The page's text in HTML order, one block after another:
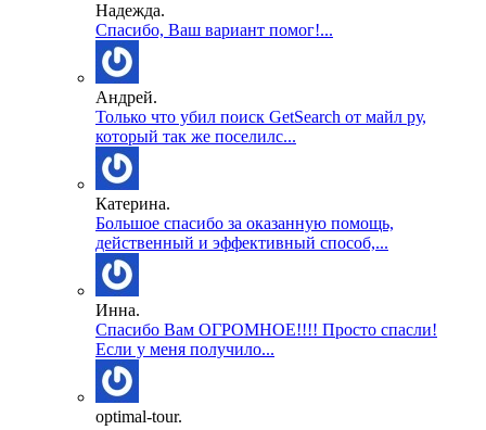
Надежда.
Спасибо, Ваш вариант помог!...
Андрей.
Только что убил поиск GetSearch от майл ру,
который так же поселилс...
Катерина.
Большое спасибо за оказанную помощь,
действенный и эффективный способ,...
Инна.
Спасибо Вам ОГРОМНОЕ!!!! Просто спасли!
Если у меня получило...
optimal-tour.